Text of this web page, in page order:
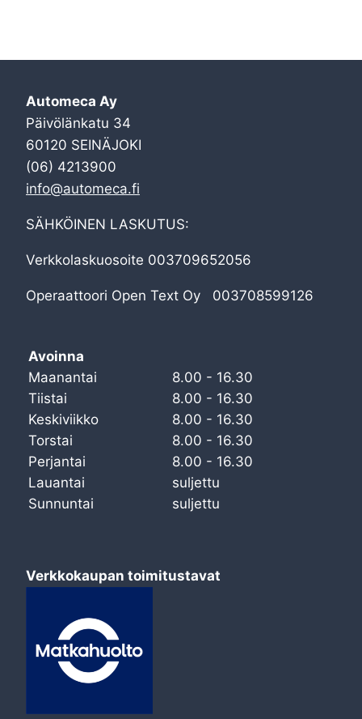
Automeca Ay
Päivölänkatu 34
60120 SEINÄJOKI
(06) 4213900
info@automeca.fi
SÄHKÖINEN LASKUTUS:
Verkkolaskuosoite 003709652056
Operaattoori Open Text Oy 003708599126
Avoinna
Maanantai
8.00 - 16.30
Tiistai
8.00 - 16.30
Keskiviikko
8.00 - 16.30
Torstai
8.00 - 16.30
Perjantai
8.00 - 16.30
Lauantai
suljettu
Sunnuntai
suljettu
Verkkokaupan toimitustavat